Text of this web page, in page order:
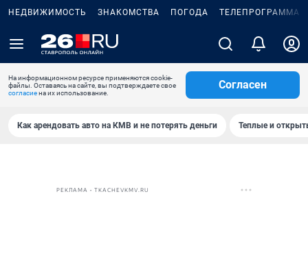
НЕДВИЖИМОСТЬ ЗНАКОМСТВА ПОГОДА ТЕЛЕПРОГРАММА
На информационном ресурсе применяются cookie-
файлы. Оставаясь на сайте, вы подтверждаете свое
согласиена их использование.
Согласен
Как арендовать авто на КМВ и не потерять деньги Теплые и
РЕКЛАМА • TKACHEVKMV.RU